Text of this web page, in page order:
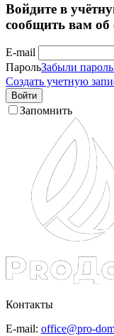
Войдите в
сообщить вам об
E-mail
ПарольЗабыли
Создать учетную
Войти
Запомнить
Контакты
E-mail: office@pro-